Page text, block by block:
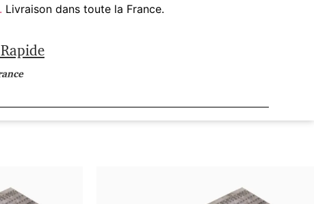
. Livraison dans toute la France.